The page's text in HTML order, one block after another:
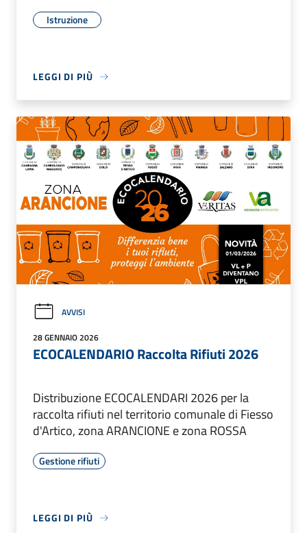
Istruzione
LEGGI DI PIÙ
AVVISI
28 GENNAIO 2026
ECOCALENDARIO Raccolta Rifiuti 2026
Distribuzione ECOCALENDARI 2026 per la
raccolta rifiuti nel territorio comunale di Fiesso
d'Artico, zona ARANCIONE e zona ROSSA
Gestione rifiuti
LEGGI DI PIÙ